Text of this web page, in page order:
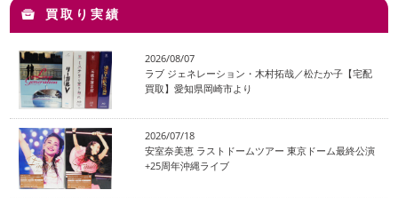
買取り実績
2026/08/07
ラブ ジェネレーション・木村拓哉／松たか子【宅配
買取】愛知県岡崎市より
2026/07/18
安室奈美恵 ラストドームツアー 東京ドーム最終公演
+25周年沖縄ライブ